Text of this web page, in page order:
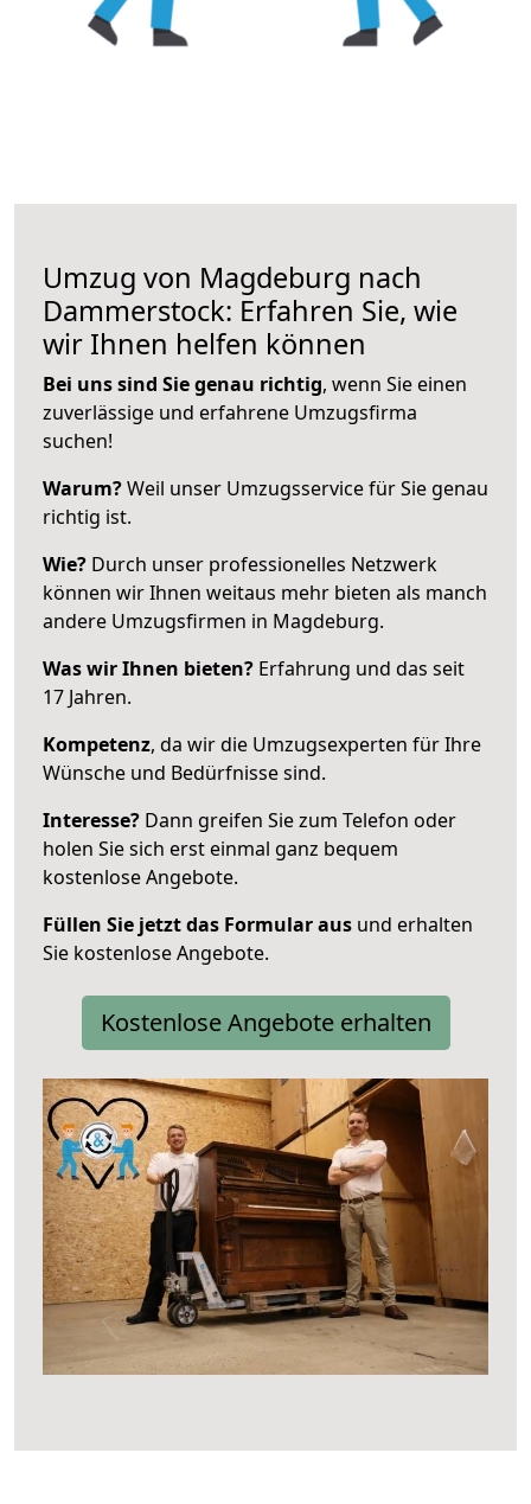
Umzug von Magdeburg nach
Dammerstock: Erfahren Sie, wie
wir Ihnen helfen können
Bei uns sind Sie genau richtig, wenn Sie einen
zuverlässige und erfahrene Umzugsfirma
suchen!
Warum?Weil unser Umzugsservice für Sie genau
richtig ist.
Wie? Durch unser professionelles Netzwerk
können wir Ihnen weitaus mehr bieten als manch
andere Umzugsfirmen in Magdeburg.
Was wir Ihnen bieten? Erfahrung und das seit
17 Jahren.
Kompetenz, da wir die Umzugsexperten für Ihre
Wünsche und Bedürfnisse sind.
Interesse? Dann greifen Sie zum Telefon oder
holen Sie sich erst einmal ganz bequem
kostenlose Angebote.
Füllen Sie jetzt das Formular aus und erhalten
Sie kostenlose Angebote.
Kostenlose Angebote erhalten